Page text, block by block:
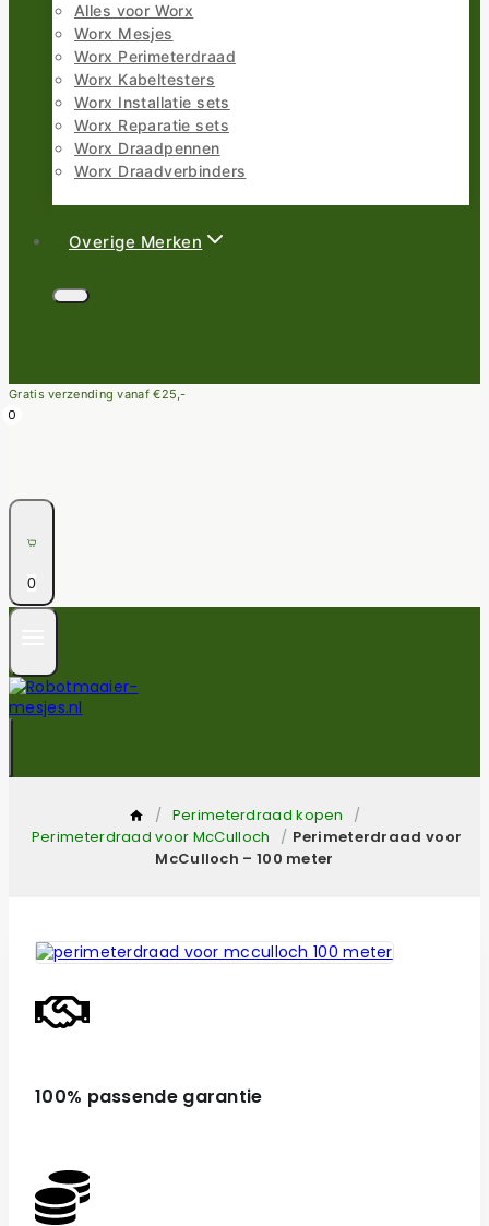
Alles voor Worx
Worx Mesjes
Worx Perimeterdraad
Worx Kabeltesters
Worx Installatie sets
Worx Reparatie sets
Worx Draadpennen
Worx Draadverbinders
Overige Merken
Gratis verzending vanaf €25,-
0
0
/ Perimeterdraad kopen
/
Perimeterdraad voor McCulloch
/ Perimeterdraad voor
McCulloch – 100 meter
100% passende garantie